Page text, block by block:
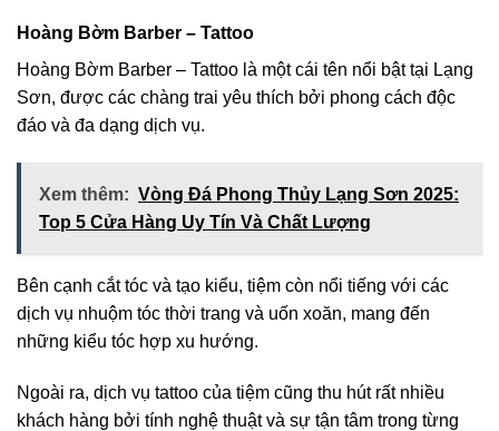
Hoàng Bờm Barber – Tattoo
Hoàng Bờm Barber – Tattoo là một cái tên nổi bật tại Lạng
Sơn, được các chàng trai yêu thích bởi phong cách độc
đáo và đa dạng dịch vụ.
Xem thêm: Vòng Đá Phong Thủy Lạng Sơn 2025:
Top 5 Cửa Hàng Uy Tín Và Chất Lượng
Bên cạnh cắt tóc và tạo kiểu, tiệm còn nổi tiếng với các
dịch vụ nhuộm tóc thời trang và uốn xoăn, mang đến
những kiểu tóc hợp xu hướng.
Ngoài ra, dịch vụ tattoo của tiệm cũng thu hút rất nhiều
khách hàng bởi tính nghệ thuật và sự tận tâm trong từng